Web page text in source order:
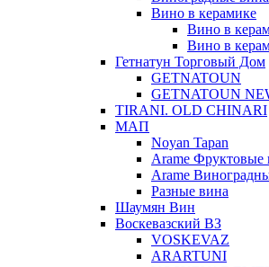
Вино в керамике
Вино в
Вино в
Гетнатун Торговый Дом
GETNATOUN
GETNATOUN
TIRANI. OLD CHINARI
МАП
Noyan Tapan
Arame Фруктовые
Arame
Разные вина
Шаумян Вин
Воскевазский ВЗ
VOSKEVAZ
ARARTUNI